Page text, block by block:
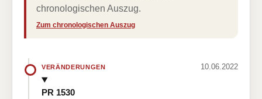
chronologischen Auszug.
Zum chronologischen Auszug
VERÄNDERUNGEN 10.06.2022
PR 1530